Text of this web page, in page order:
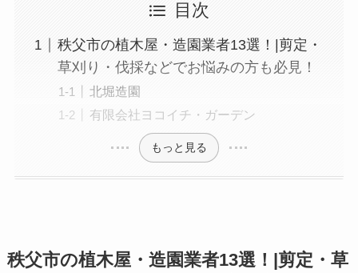
目次
秩父市の植木屋・造園業者13選！|剪定・
草刈り・伐採などでお悩みの方も必見！
北堀造園
有限会社ヨコイチ・ガーデン
もっと見る
秩父市の植木屋・造園業者13選！|剪定・草